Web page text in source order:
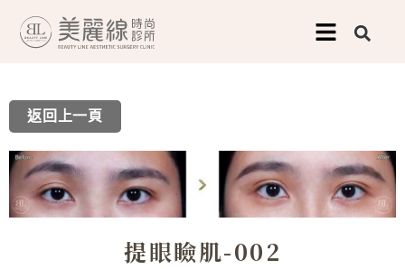
要
內
容
返回上一頁
提眼瞼肌-002